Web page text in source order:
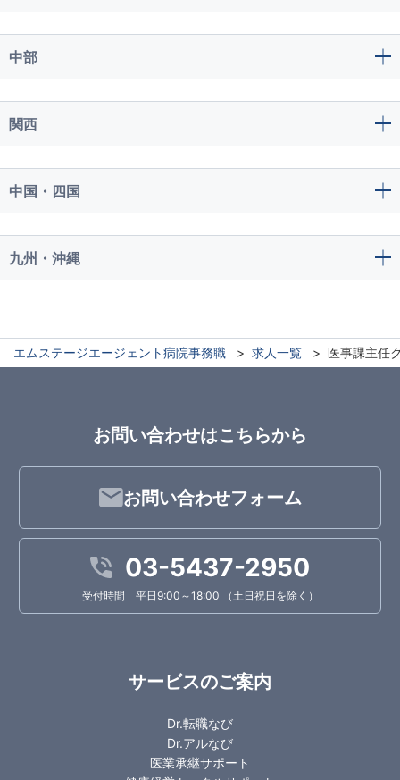
中部
関西
中国・四国
九州・沖縄
エムステージエージェント病院事務職 求人一覧 医事課主任
お問い合わせはこちらから
お問い合わせフォーム
03-5437-2950
受付時間 平日9:00～18:00 （土日祝日を除く）
サービスのご案内
Dr.転職なび
Dr.アルなび
医業承継サポート